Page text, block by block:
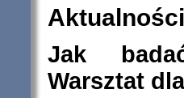
Aktualności
Jak
Warsztat